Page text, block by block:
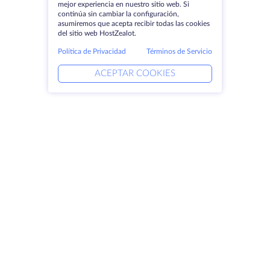
mejor experiencia en nuestro sitio web. Si
continúa sin cambiar la configuración,
asumiremos que acepta recibir todas las cookies
del sitio web HostZealot.
Política de Privacidad Términos de Servicio
ACEPTAR COOKIES